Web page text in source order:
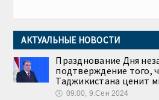
АКТУАЛЬНЫЕ НОВОСТИ
Празднование Дня
подтверждение того,
Таджикистана ценит
🕔 09:00, 9.Сен 2024